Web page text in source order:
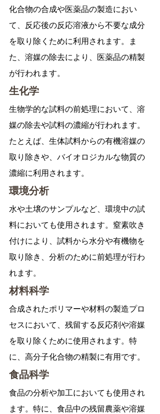
化合物の合成や医薬品の製造におい
て、反応後の反応溶液から不要な成分
を取り除くために利用されます。ま
た、溶媒の除去により、医薬品の精製
が行われます。
生化学
生物学的な試料の前処理において、溶
媒の除去や試料の濃縮が行われます。
たとえば、生体試料からの有機溶媒の
取り除きや、バイオロジカルな物質の
濃縮に利用されます。
環境分析
水や土壌のサンプルなど、環境中の試
料においても使用されます。窒素吹き
付けにより、試料から水分や有機物を
取り除き、分析のために前処理が行わ
れます。
材料科学
合成されたポリマーや材料の製造プロ
セスにおいて、残留する反応剤や溶媒
を取り除くために使用されます。特
に、高分子化合物の精製に有用です。
食品科学
食品の分析や加工においても使用され
ます。特に、食品中の残留農薬や溶媒